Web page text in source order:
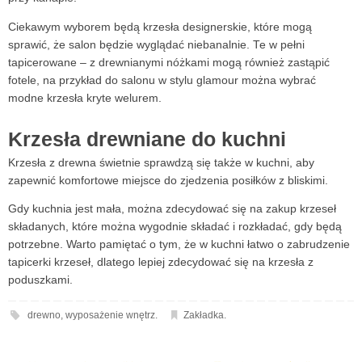
Ciekawym wyborem będą krzesła designerskie, które mogą
sprawić, że salon będzie wyglądać niebanalnie. Te w pełni
tapicerowane – z drewnianymi nóżkami mogą również zastąpić
fotele, na przykład do salonu w stylu glamour można wybrać
modne krzesła kryte welurem.
Krzesła drewniane do kuchni
Krzesła z drewna świetnie sprawdzą się także w kuchni, aby
zapewnić komfortowe miejsce do zjedzenia posiłków z bliskimi.
Gdy kuchnia jest mała, można zdecydować się na zakup krzeseł
składanych, które można wygodnie składać i rozkładać, gdy będą
potrzebne. Warto pamiętać o tym, że w kuchni łatwo o zabrudzenie
tapicerki krzeseł, dlatego lepiej zdecydować się na krzesła z
poduszkami.
drewno wyposażenie wnętrz. Zakładka